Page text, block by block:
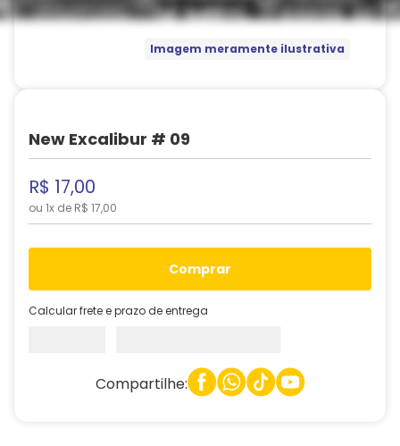
Imagem meramente ilustrativa
New Excalibur # 09
R$ 17,00
ou 1x de R$ 17,00
comprar
Calcular frete e prazo de entrega
Compartilhe: